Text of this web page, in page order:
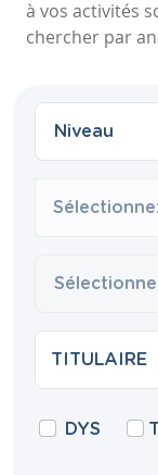
à vos activités
chercher par
DYS